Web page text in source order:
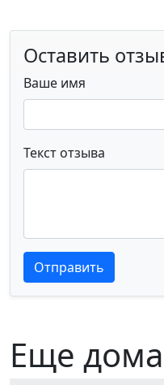
Оставить
Ваше имя
Текст отзыва
Текст отзыва
Текст отзыва
Отправить
Еще